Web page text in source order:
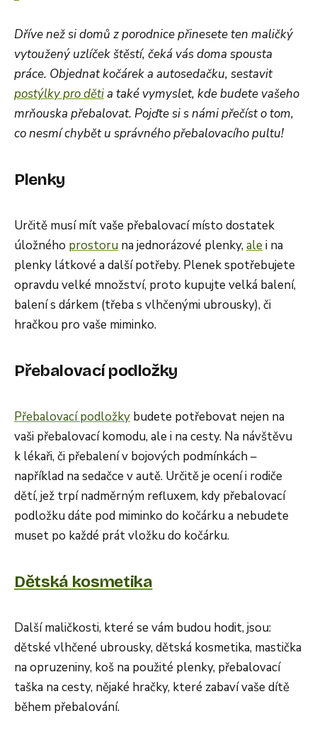
Dříve než si domů z porodnice přinesete ten maličký
vytoužený uzlíček štěstí, čeká vás doma spousta
práce. Objednat kočárek a autosedačku, sestavit
postýlky pro dětia také vymyslet, kde budete vašeho
mrňouska přebalovat. Pojďte si s námi přečíst o tom,
co nesmí chybět u správného přebalovacího pultu!
Plenky
Určitě musí mít vaše přebalovací místo dostatek
úložného prostoru na jednorázové plenky, ale i na
plenky látkové a další potřeby. Plenek spotřebujete
opravdu velké množství, proto kupujte velká balení,
balení s dárkem (třeba s vlhčenými ubrousky), či
hračkou pro vaše miminko.
Přebalovací podložky
Přebalovací podložky budete potřebovat nejen na
vaši přebalovací komodu, ale i na cesty. Na návštěvu
k lékaři, či přebalení v bojových podmínkách –
například na sedačce v autě. Určitě je ocení i rodiče
dětí, jež trpí nadměrným refluxem, kdy přebalovací
podložku dáte pod miminko do kočárku a nebudete
muset po každé prát vložku do kočárku.
Dětská kosmetika
Další maličkosti, které se vám budou hodit, jsou:
dětské vlhčené ubrousky, dětská kosmetika, mastička
na opruzeniny, koš na použité plenky, přebalovací
taška na cesty, nějaké hračky, které zabaví vaše dítě
během přebalování.